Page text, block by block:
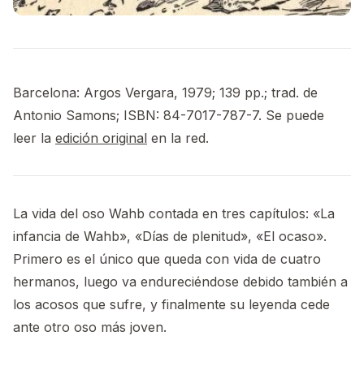
Barcelona: Argos Vergara, 1979; 139 pp.; trad. de
Antonio Samons; ISBN: 84-7017-787-7. Se puede
leer la edición original en la red.
La vida del oso Wahb contada en tres capítulos: «La
infancia de Wahb», «Días de plenitud», «El ocaso».
Primero es el único que queda con vida de cuatro
hermanos, luego va endureciéndose debido también a
los acosos que sufre, y finalmente su leyenda cede
ante otro oso más joven.